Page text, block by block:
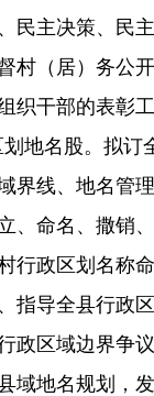
民主决策、民
村（居）务公
织干部的表彰工
划地名股。拟订
界线、地名管
、命名、撒销
行政区划名称
指导全县行政
政区域边界争
域地名规划，